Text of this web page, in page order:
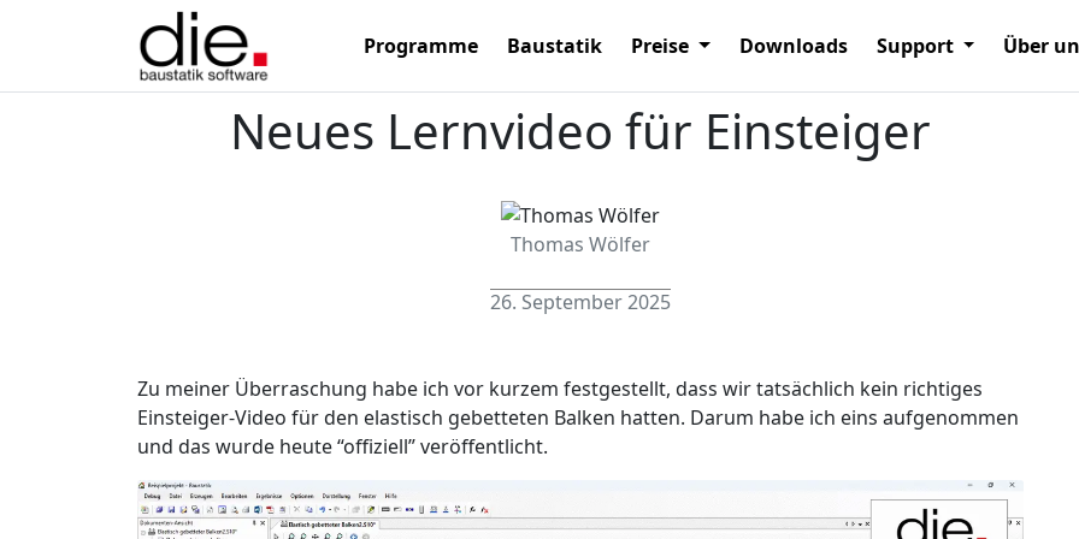
Programme Baustatik Preise Downloads Support Über
Neues Lernvideo für Einsteiger
Thomas Wölfer
26. September 2025
Zu meiner Überraschung habe ich vor kurzem festgestellt, dass wir tatsächlich kein richtiges
Einsteiger-Video für den elastisch gebetteten Balken hatten. Darum habe ich eins aufgenommen
und das wurde heute “offiziell” veröffentlicht.